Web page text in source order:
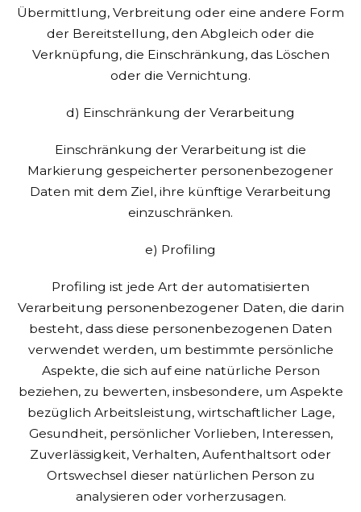
Übermittlung, Verbreitung oder eine andere Form
der Bereitstellung, den Abgleich oder die
Verknüpfung, die Einschränkung, das Löschen
oder die Vernichtung.
d) Einschränkung der Verarbeitung
Einschränkung der Verarbeitung ist die
Markierung gespeicherter personenbezogener
Daten mit dem Ziel, ihre künftige Verarbeitung
einzuschränken.
e) Profiling
Profiling ist jede Art der automatisierten
Verarbeitung personenbezogener Daten, die darin
besteht, dass diese personenbezogenen Daten
verwendet werden, um bestimmte persönliche
Aspekte, die sich auf eine natürliche Person
beziehen, zu bewerten, insbesondere, um Aspekte
bezüglich Arbeitsleistung, wirtschaftlicher Lage,
Gesundheit, persönlicher Vorlieben, Interessen,
Zuverlässigkeit, Verhalten, Aufenthaltsort oder
Ortswechsel dieser natürlichen Person zu
analysieren oder vorherzusagen.